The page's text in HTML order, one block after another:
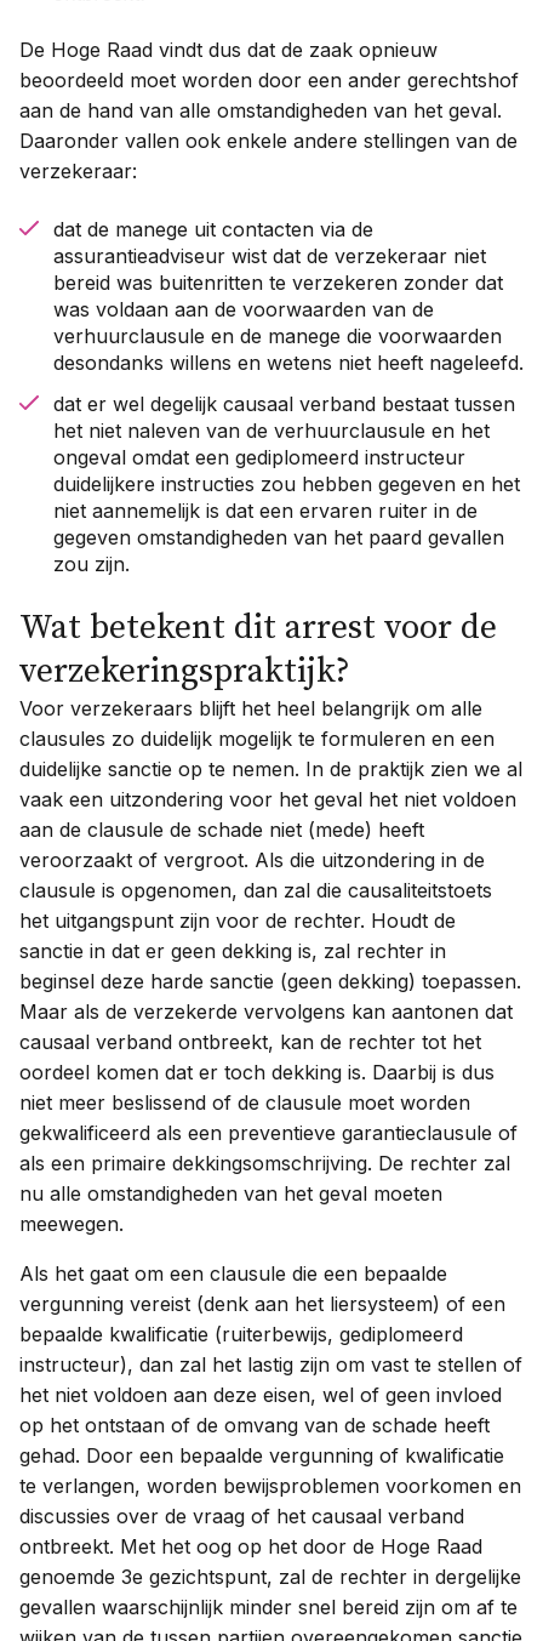
De Hoge Raad vindt dus dat de zaak opnieuw
beoordeeld moet worden door een ander gerechtshof
aan de hand van alle omstandigheden van het geval.
Daaronder vallen ook enkele andere stellingen van de
verzekeraar:
dat de manege uit contacten via de
assurantieadviseur wist dat de verzekeraar niet
bereid was buitenritten te verzekeren zonder dat
was voldaan aan de voorwaarden van de
verhuurclausule en de manege die voorwaarden
desondanks willens en wetens niet heeft nageleefd.
dat er wel degelijk causaal verband bestaat tussen
het niet naleven van de verhuurclausule en het
ongeval omdat een gediplomeerd instructeur
duidelijkere instructies zou hebben gegeven en het
niet aannemelijk is dat een ervaren ruiter in de
gegeven omstandigheden van het paard gevallen
zou zijn.
Wat betekent dit arrest voor de
verzekeringspraktijk?
Voor verzekeraars blijft het heel belangrijk om alle
clausules zo duidelijk mogelijk te formuleren en een
duidelijke sanctie op te nemen. In de praktijk zien we al
vaak een uitzondering voor het geval het niet voldoen
aan de clausule de schade niet (mede) heeft
veroorzaakt of vergroot. Als die uitzondering in de
clausule is opgenomen, dan zal die causaliteitstoets
het uitgangspunt zijn voor de rechter. Houdt de
sanctie in dat er geen dekking is, zal rechter in
beginsel deze harde sanctie (geen dekking) toepassen.
Maar als de verzekerde vervolgens kan aantonen dat
causaal verband ontbreekt, kan de rechter tot het
oordeel komen dat er toch dekking is. Daarbij is dus
niet meer beslissend of de clausule moet worden
gekwalificeerd als een preventieve garantieclausule of
als een primaire dekkingsomschrijving. De rechter zal
nu alle omstandigheden van het geval moeten
meewegen.
Als het gaat om een clausule die een bepaalde
vergunning vereist (denk aan het liersysteem) of een
bepaalde kwalificatie (ruiterbewijs, gediplomeerd
instructeur), dan zal het lastig zijn om vast te stellen of
het niet voldoen aan deze eisen, wel of geen invloed
op het ontstaan of de omvang van de schade heeft
gehad. Door een bepaalde vergunning of kwalificatie
te verlangen, worden bewijsproblemen voorkomen en
discussies over de vraag of het causaal verband
ontbreekt. Met het oog op het door de Hoge Raad
genoemde 3e gezichtspunt, zal de rechter in dergelijke
gevallen waarschijnlijk minder snel bereid zijn om af te